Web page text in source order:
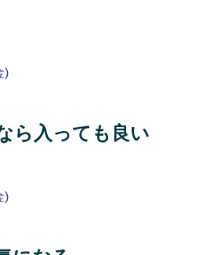
)
ら入っても良い
)